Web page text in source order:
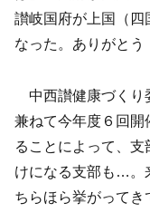
讃岐国府が上国（
なった。ありがとう
中西讃健康づくり
兼ねて今年度６回開
ることによって、
けになる支部も…。
ちらほら挙がってき